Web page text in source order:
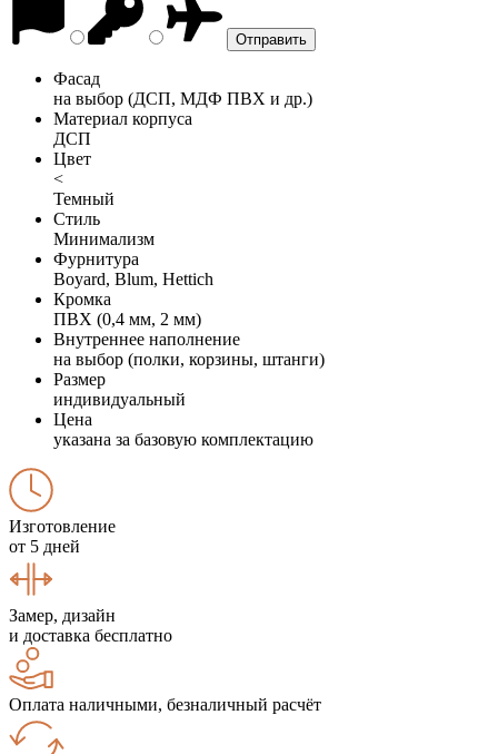
Фасад
на выбор (ДСП, МДФ ПВХ и др.)
Материал корпуса
ДСП
Цвет
<
Темный
Стиль
Минимализм
Фурнитура
Boyard, Blum, Hettich
Кромка
ПВХ (0,4 мм, 2 мм)
Внутреннее наполнение
на выбор (полки, корзины, штанги)
Размер
индивидуальный
Цена
указана за базовую комплектацию
Изготовление
от 5 дней
Замер, дизайн
и доставка бесплатно
Оплата наличными, безналичный расчёт